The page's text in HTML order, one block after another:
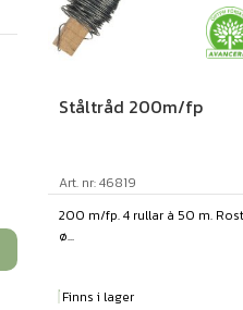
Ståltråd 200m/fp
Art. nr: 46819
200 m/fp. 4 rullar à 50 m.
ø...
Finns i lager